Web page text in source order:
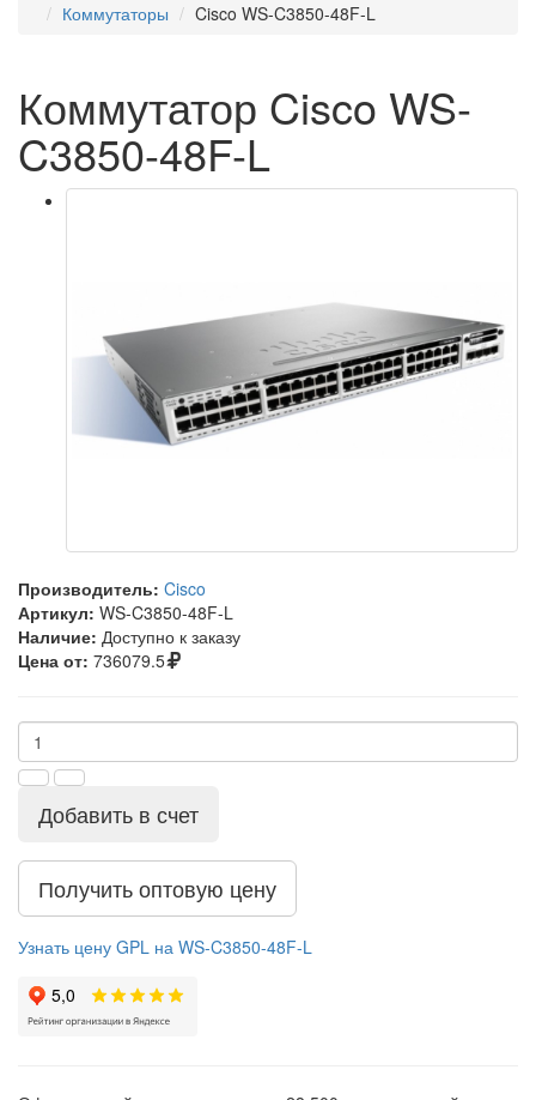
Коммутаторы Cisco WS-C3850-48F-L
Коммутатор Cisco WS-
C3850-48F-L
Производитель: Cisco
Артикул: WS-C3850-48F-L
Наличие: Доступно к заказу
Цена от: 736079.5
Добавить в счет
Получить оптовую цену
Узнать цену GPL на WS-C3850-48F-L